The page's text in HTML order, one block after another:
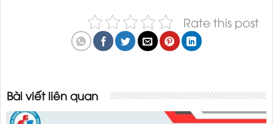
Rate this post
Bài viết liên quan